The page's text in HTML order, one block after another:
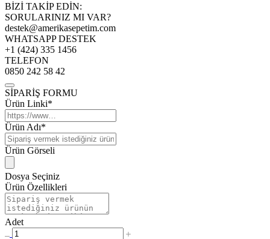
BİZİ TAKİP EDİN:
SORULARINIZ MI VAR?
destek@amerikasepetim.com
WHATSAPP DESTEK
+1 (424) 335 1456
TELEFON
0850 242 58 42
SİPARİŞ FORMU
Ürün Linki*
Ürün Adı*
Ürün Görseli
Dosya Seçiniz
Ürün Özellikleri
Adet